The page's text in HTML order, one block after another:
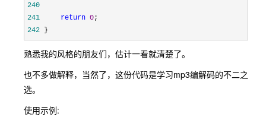
240
241
return 0
242 }
熟悉我的风格的朋友们，估计一看就清楚了。
也不多做解释，当然了，这份代码是学习mp3编解码的不二之
选。
使用示例: